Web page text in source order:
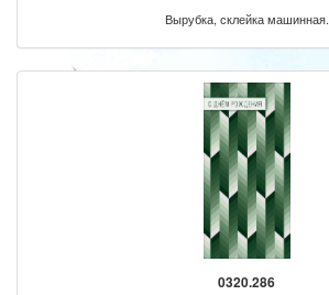
Вырубка, склейка машинная.
0320.286